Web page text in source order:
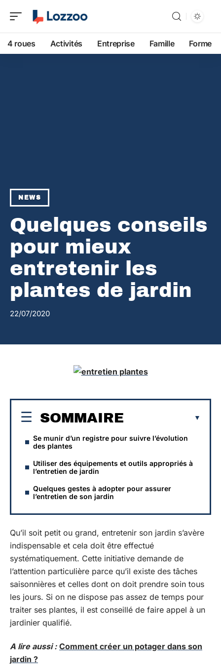
4 roues Activités Entreprise Famille Forme
NEWS
Quelques conseils
pour mieux
entretenir les
plantes de jardin
22/07/2020
SOMMAIRE
Se munir d’un registre pour suivre l’évolution
des plantes
Utiliser des équipements et outils appropriés à
l’entretien de jardin
Quelques gestes à adopter pour assurer
l’entretien de son jardin
Qu’il soit petit ou grand, entretenir son jardin s’avère
indispensable et cela doit être effectué
systématiquement. Cette initiative demande de
l’attention particulière parce qu’il existe des tâches
saisonnières et celles dont on doit prendre soin tous
les jours. Si on ne dispose pas assez de temps pour
traiter ses plantes, il est conseillé de faire appel à un
jardinier qualifié.
A lire aussi : Comment créer un potager dans son
jardin ?